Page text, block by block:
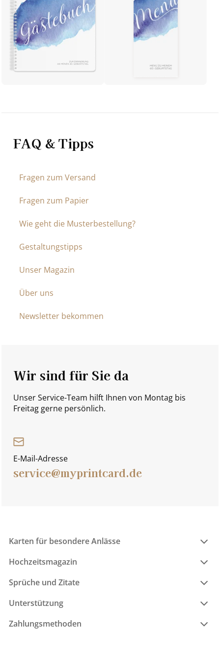
FAQ & Tipps
Fragen zum Versand
Fragen zum Papier
Wie geht die Musterbestellung?
Gestaltungstipps
Unser Magazin
Über uns
Newsletter bekommen
Wir sind für Sie da
Unser Service-Team hilft Ihnen von Montag bis
Freitag gerne persönlich.
E-Mail-Adresse
service@myprintcard.de
Karten für besondere Anlässe
Hochzeitsmagazin
Sprüche und Zitate
Unterstützung
Zahlungsmethoden